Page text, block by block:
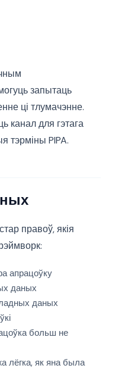
запытаць
ці тлумачэнне.
канал для гэтага
тэрміны PIPA.
правоў, якія
апрацоўку
даных
даных
больш не
лёгка, як яна была